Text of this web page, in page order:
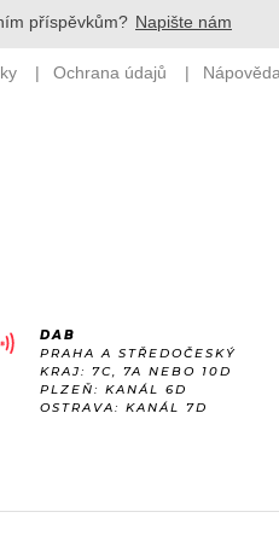
DAB
PRAHA A STŘEDOČESKÝ
KRAJ: 7C, 7A NEBO 10D
PLZEŇ: KANÁL 6D
OSTRAVA: KANÁL 7D